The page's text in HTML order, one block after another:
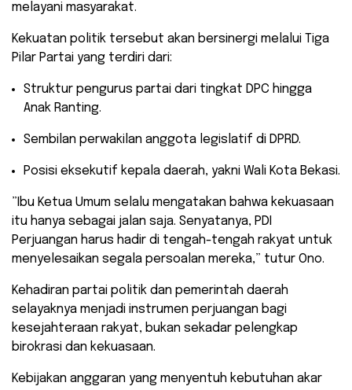
melayani masyarakat.
Kekuatan politik tersebut akan bersinergi melalui Tiga
Pilar Partai yang terdiri dari:
​Struktur pengurus partai dari tingkat DPC hingga
Anak Ranting.
​Sembilan perwakilan anggota legislatif di DPRD.
​Posisi eksekutif kepala daerah, yakni Wali Kota Bekasi.
​”Ibu Ketua Umum selalu mengatakan bahwa kekuasaan
itu hanya sebagai jalan saja. Senyatanya, PDI
Perjuangan harus hadir di tengah-tengah rakyat untuk
menyelesaikan segala persoalan mereka,” tutur Ono.
Kehadiran partai politik dan pemerintah daerah
selayaknya menjadi instrumen perjuangan bagi
kesejahteraan rakyat, bukan sekadar pelengkap
birokrasi dan kekuasaan.
Kebijakan anggaran yang menyentuh kebutuhan akar